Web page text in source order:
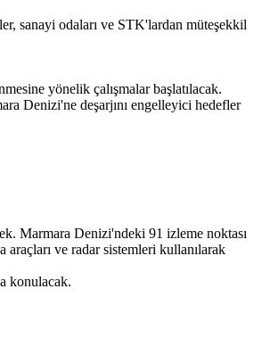
sanayi odaları ve STK'lardan müteşekkil
yönelik çalışmalar başlatılacak.
Denizi'ne deşarjını engelleyici hedefler
Marmara Denizi'ndeki 91 izleme noktası
ve radar sistemleri kullanılarak
konulacak.